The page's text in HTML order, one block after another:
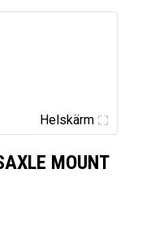
Helskärm
MOUNT